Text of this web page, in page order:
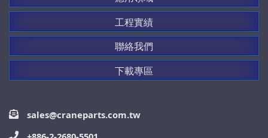
sales@craneparts.com.tw
工程實績
聯絡我們
下載專區